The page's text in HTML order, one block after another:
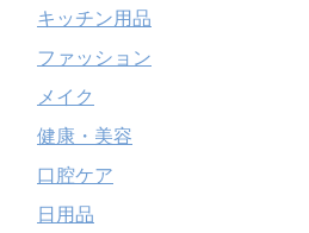
キッチン用品
ファッション
メイク
健康・美容
口腔ケア
日用品